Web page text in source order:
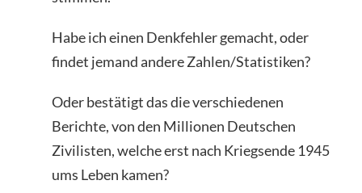
Habe ich einen Denkfehler gemacht, oder
findet jemand andere Zahlen/Statistiken?
Oder bestätigt das die verschiedenen
Berichte, von den Millionen Deutschen
Zivilisten, welche erst nach Kriegsende 1945
ums Leben kamen?